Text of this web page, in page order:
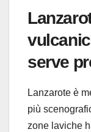
serve
Lanzarote è
più
zone laviche